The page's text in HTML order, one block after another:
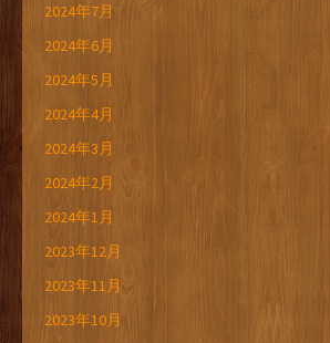
2024年7月
2024年6月
2024年5月
2024年4月
2024年3月
2024年2月
2024年1月
2023年12月
2023年11月
2023年10月